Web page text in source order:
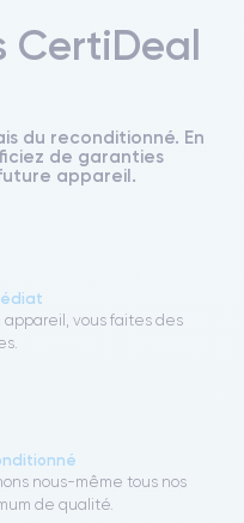
CertiDeal
du reconditionné. En
de garanties
appareil.
vous faites des
nous-même tous nos
de qualité.